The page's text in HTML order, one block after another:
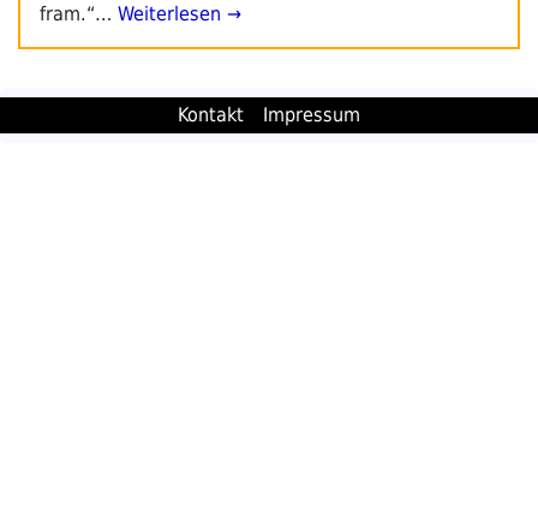
fram.“… Weiterlesen →
Kontakt Impressum